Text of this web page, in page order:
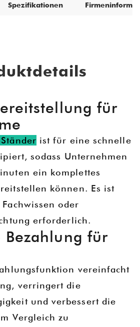
Spezifikationen
für
ist für eine schnelle
sodass Unternehmen
ein komplettes
können. Es ist
oder
erforderlich.
für
vereinfacht
verringert die
und verbessert die
Vergleich zu